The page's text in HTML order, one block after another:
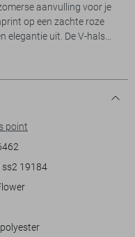
aanvulling voor je
op een zachte roze
elegantie uit. De V-hals
mouwen zorgen voor
dat ideaal is voor
en beweeg je
ervoor dat deze blouse
een veelzijdige keuze
middag in het park. Voeg
en je bent klaar voor elke
point
ss2 19184